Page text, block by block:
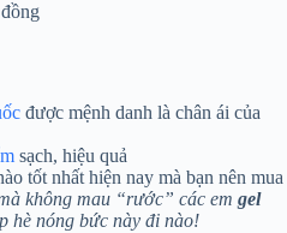
được mệnh danh là chân ái của
sạch, hiệu quả
tốt nhất hiện nay mà bạn nên mua
không mau “rước” các em gel
hè nóng bức này đi nào!